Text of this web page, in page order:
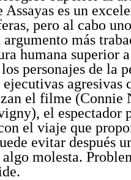
Assayas es un
pero al cabo
argumento más
humana superior
personajes de la
agresivas
el filme (Connie
el espectador
el viaje que
evitar después
algo molesta.